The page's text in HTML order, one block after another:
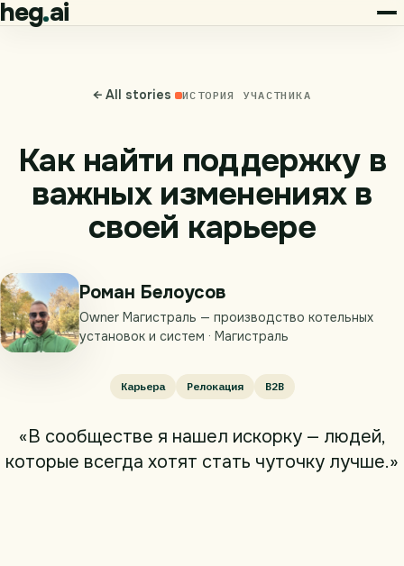
heg ai
← All stories ИСТОРИЯ УЧАСТНИКА
Как найти поддержку в
важных изменениях в
своей карьере
Роман Белоусов
Owner Магистраль — производство котельных
установок и систем · Магистраль
Карьера Релокация B2B
«В сообществе я нашел искорку — людей,
которые всегда хотят стать чуточку лучше.»